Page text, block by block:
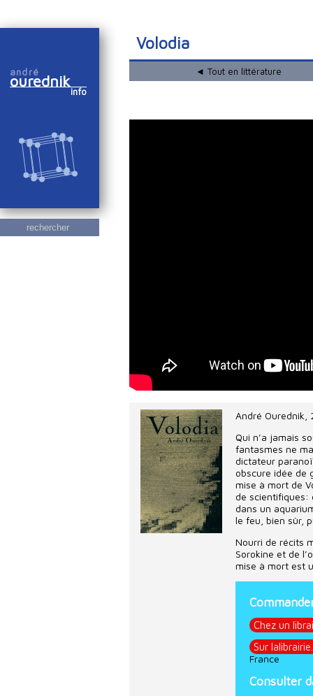
andré
ourednik
info
rechercher
Volodia
◄ Tout en littérature
André Ourednik
Qui n’a jamais
fantasmes ne
dictateur
obscure idée de
mise à mort de
de scientifiques:
dans un
le feu, bien sûr,
Nourri de récits
Sorokine et de
mise à mort est
Chez un
Sur
France
Consulter